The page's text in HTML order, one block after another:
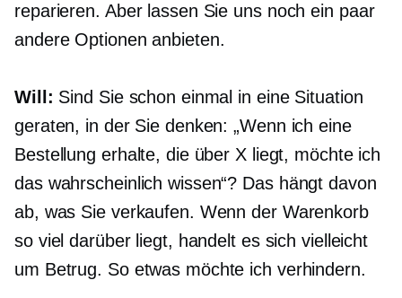
reparieren. Aber lassen Sie uns noch ein paar
andere Optionen anbieten.
Will: Sind Sie schon einmal in eine Situation
geraten, in der Sie denken: „Wenn ich eine
Bestellung erhalte, die über X liegt, möchte ich
das wahrscheinlich wissen“? Das hängt davon
ab, was Sie verkaufen. Wenn der Warenkorb
so viel darüber liegt, handelt es sich vielleicht
um Betrug. So etwas möchte ich verhindern.